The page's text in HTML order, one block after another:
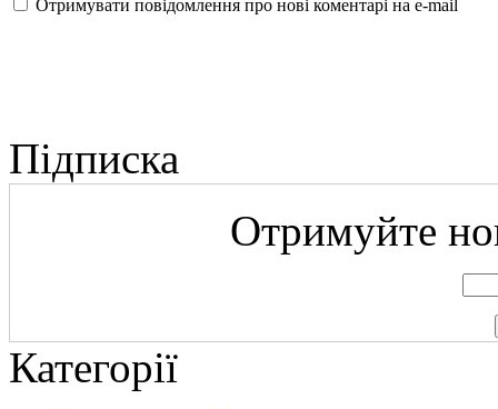
Отримувати повідомлення про нові коментарі на е-mail
Підписка
Отримуйте
Категорії